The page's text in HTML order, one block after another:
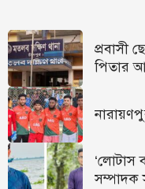
প্রবাসী
পিতার
‘লোটাস
সম্পাদক